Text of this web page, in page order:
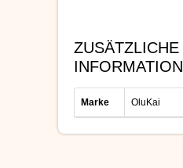
ZUSÄTZLICHE
INFORMATION
Marke OluKai